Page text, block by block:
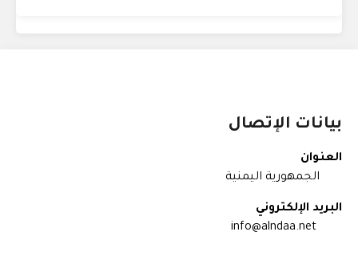
بيانات الإتصال
العنوان
الجمهورية اليمنية
البريد الإلكتروني
info@alndaa.net